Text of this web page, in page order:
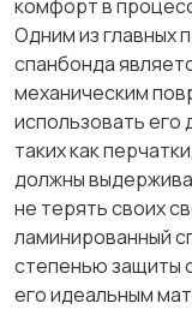
комфорт в
Одним из главных
спанбонда
механическим
использовать его
таких как
должны
не терять своих
ламинированный
степенью защиты
его идеальным